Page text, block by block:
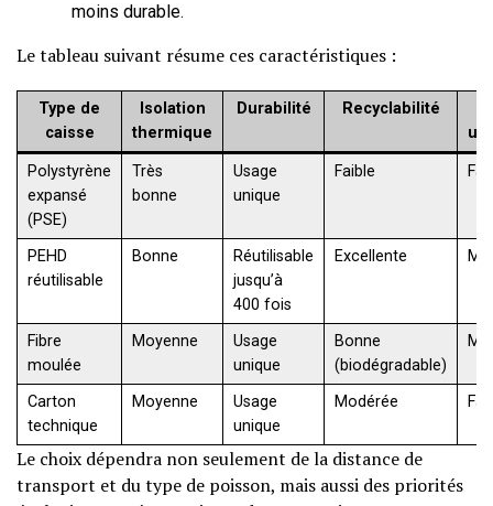
moins durable.
Le tableau suivant résume ces caractéristiques :
Type de
caisse
Isolation
thermique
Durabilité Recyclabilité
Polystyrène
expansé
(PSE)
Très
bonne
Usage
unique
Faible
PEHD
réutilisable
Bonne
Réutilisable
jusqu’à
400 fois
Excellente
Fibre
moulée
Moyenne
Usage
unique
Bonne
(biodégradable)
Carton
technique
Moyenne
Usage
unique
Modérée
Le choix dépendra non seulement de la distance de
transport et du type de poisson, mais aussi des priorités